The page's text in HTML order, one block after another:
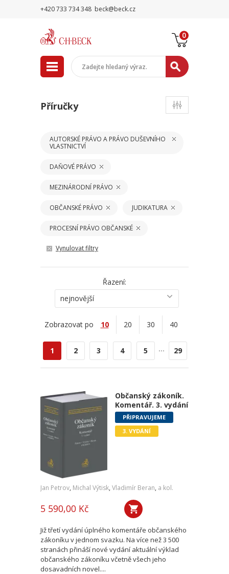
+420 733 734 348 beck@beck.cz
0
Příručky
AUTORSKÉ PRÁVO A PRÁVO DUŠEVNÍHO
VLASTNICTVÍ
DAŇOVÉ PRÁVO
MEZINÁRODNÍ PRÁVO
OBČANSKÉ PRÁVO JUDIKATURA
PROCESNÍ PRÁVO OBČANSKÉ
Vynulovat filtry
Řazení:
nejnovější
Zobrazovat po 10 20 30 40
1 2 3 4 5 ... 29
Občanský zákoník.
Komentář. 3. vydání
PŘIPRAVUJEME
3. VYDÁNÍ
Jan Petrov, Michal Výtisk, Vladimír Beran, a kol.
5 590,00 Kč
Již třetí vydání úplného komentáře občanského
zákoníku v jednom svazku. Na více než 3 500
stranách přináší nové vydání aktuální výklad
občanského zákoníku včetně všech jeho
dosavadních novel....